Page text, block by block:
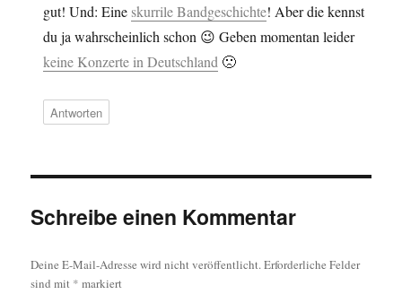
gut! Und: Eine skurrile Bandgeschichte! Aber die kennst
du ja wahrscheinlich schon 😉 Geben momentan leider
keine Konzerte in Deutschland 🙁
Antworten
Schreibe einen Kommentar
Deine E-Mail-Adresse wird nicht veröffentlicht. Erforderliche Felder
sind mit * markiert